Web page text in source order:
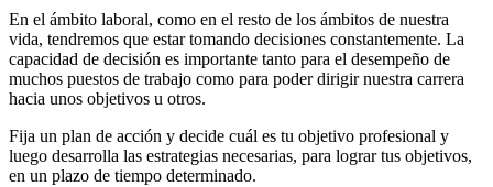
En el ámbito laboral, como en el resto de los ámbitos de nuestra
vida, tendremos que estar tomando decisiones constantemente. La
capacidad de decisión es importante tanto para el desempeño de
muchos puestos de trabajo como para poder dirigir nuestra carrera
hacia unos objetivos u otros.
Fija un plan de acción y decide cuál es tu objetivo profesional y
luego desarrolla las estrategias necesarias, para lograr tus objetivos,
en un plazo de tiempo determinado.